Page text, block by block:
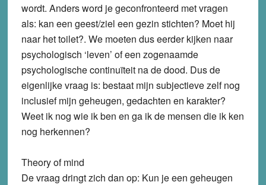
wordt. Anders word je geconfronteerd met vragen
als: kan een geest/ziel een gezin stichten? Moet hij
naar het toilet?. We moeten dus eerder kijken naar
psychologisch ‘leven’ of een zogenaamde
psychologische continuïteit na de dood. Dus de
eigenlijke vraag is: bestaat mijn subjectieve zelf nog
inclusief mijn geheugen, gedachten en karakter?
Weet ik nog wie ik ben en ga ik de mensen die ik ken
nog herkennen?
Theory of mind
De vraag dringt zich dan op: Kun je een geheugen